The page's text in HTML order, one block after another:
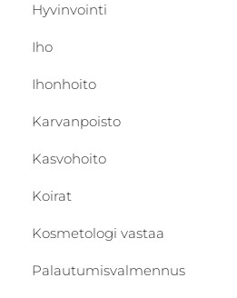
Hyvinvointi
Iho
Ihonhoito
Karvanpoisto
Kasvohoito
Koirat
Kosmetologi vastaa
Palautumisvalmennus